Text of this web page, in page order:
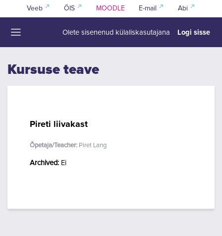
Jäta vahele peasisuni
Veeb ÕIS MOODLE E-mail Abi
Olete sisenenud külaliskasutajana Logi sisse
Kursuse teave
Pireti liivakast
Õpetaja/Teacher: Piret Lang
Archived: Ei